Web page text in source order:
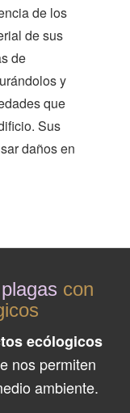
de los
de sus
de
y
que
Sus
daños en
con
ecólogicos
nos permiten
ambiente.